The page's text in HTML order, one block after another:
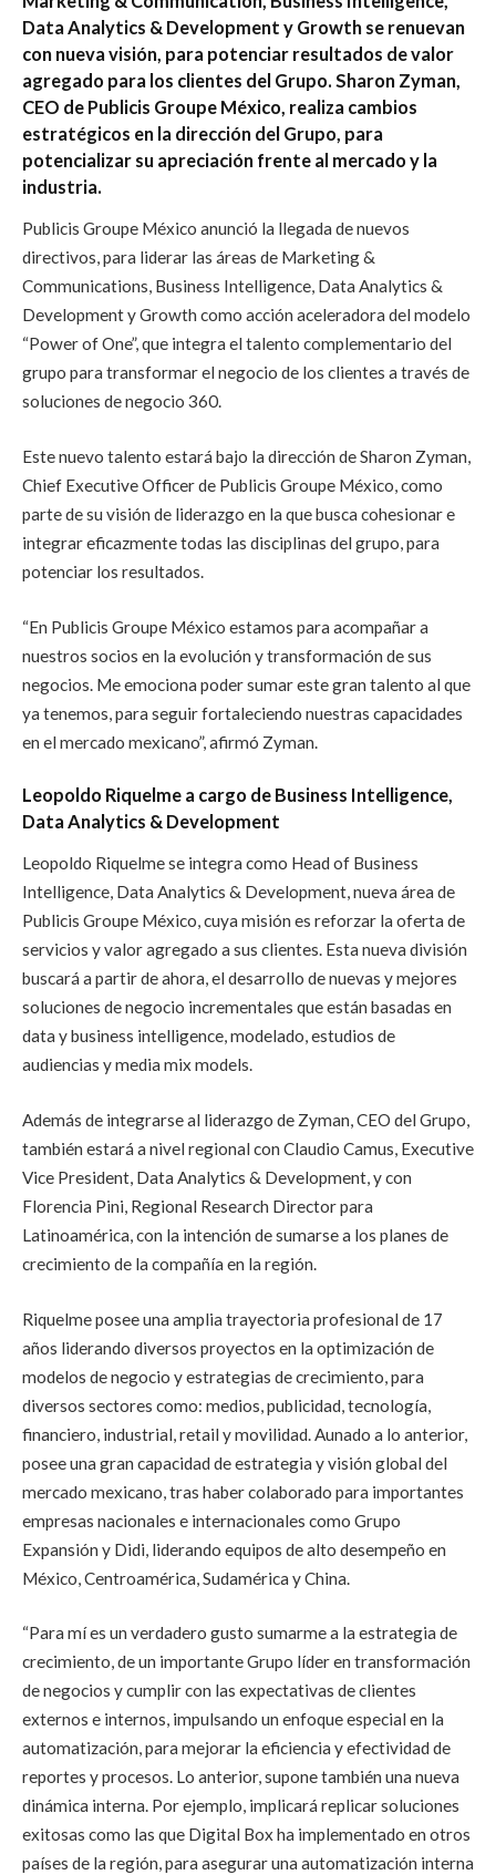
Data Analytics & Development y Growth se renuevan
con nueva visión, para potenciar resultados de valor
agregado para los clientes del Grupo. Sharon Zyman,
CEO de Publicis Groupe México, realiza cambios
estratégicos en la dirección del Grupo, para
potencializar su apreciación frente al mercado y la
industria.
Publicis Groupe México anunció la llegada de nuevos
directivos, para liderar las áreas de Marketing &
Communications, Business Intelligence, Data Analytics &
Development y Growth como acción aceleradora del modelo
“Power of One”, que integra el talento complementario del
grupo para transformar el negocio de los clientes a través de
soluciones de negocio 360.
Este nuevo talento estará bajo la dirección de Sharon Zyman,
Chief Executive Officer de Publicis Groupe México, como
parte de su visión de liderazgo en la que busca cohesionar e
integrar eficazmente todas las disciplinas del grupo, para
potenciar los resultados.
“En Publicis Groupe México estamos para acompañar a
nuestros socios en la evolución y transformación de sus
negocios. Me emociona poder sumar este gran talento al que
ya tenemos, para seguir fortaleciendo nuestras capacidades
en el mercado mexicano”, afirmó Zyman.
Leopoldo Riquelme a cargo de Business Intelligence,
Data Analytics & Development
Leopoldo Riquelme se integra como Head of Business
Intelligence, Data Analytics & Development, nueva área de
Publicis Groupe México, cuya misión es reforzar la oferta de
servicios y valor agregado a sus clientes. Esta nueva división
buscará a partir de ahora, el desarrollo de nuevas y mejores
soluciones de negocio incrementales que están basadas en
data y business intelligence, modelado, estudios de
audiencias y media mix models.
Además de integrarse al liderazgo de Zyman, CEO del Grupo,
también estará a nivel regional con Claudio Camus, Executive
Vice President, Data Analytics & Development, y con
Florencia Pini, Regional Research Director para
Latinoamérica, con la intención de sumarse a los planes de
crecimiento de la compañía en la región.
Riquelme posee una amplia trayectoria profesional de 17
años liderando diversos proyectos en la optimización de
modelos de negocio y estrategias de crecimiento, para
diversos sectores como: medios, publicidad, tecnología,
financiero, industrial, retail y movilidad. Aunado a lo anterior,
posee una gran capacidad de estrategia y visión global del
mercado mexicano, tras haber colaborado para importantes
empresas nacionales e internacionales como Grupo
Expansión y Didi, liderando equipos de alto desempeño en
México, Centroamérica, Sudamérica y China.
“Para mí es un verdadero gusto sumarme a la estrategia de
crecimiento, de un importante Grupo líder en transformación
de negocios y cumplir con las expectativas de clientes
externos e internos, impulsando un enfoque especial en la
automatización, para mejorar la eficiencia y efectividad de
reportes y procesos. Lo anterior, supone también una nueva
dinámica interna. Por ejemplo, implicará replicar soluciones
exitosas como las que Digital Box ha implementado en otros
países de la región, para asegurar una automatización interna